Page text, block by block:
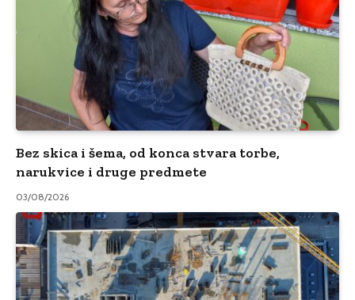
Bez skica i šema, od konca stvara torbe,
narukvice i druge predmete
03/08/2026